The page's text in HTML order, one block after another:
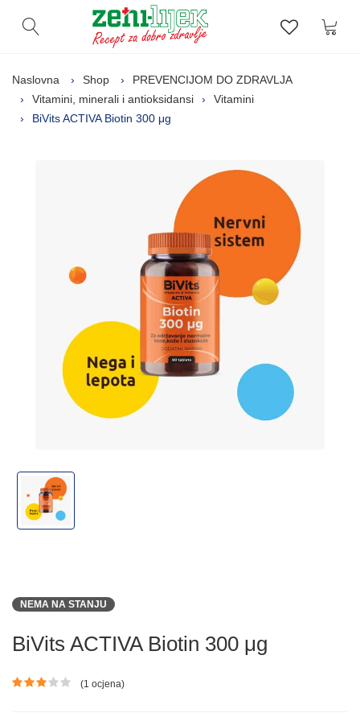
Otvori pretragu Lista
Naslovna Shop
PREVENCIJOM DO ZDRAVLJA
Vitamini, minerali i antioksidansi
Vitamini
BiVits ACTIVA Biotin 300 μg
NEMA NA STANJU
BiVits ACTIVA Biotin 300 μg
Ocjena proizvoda
(1 ocjena)